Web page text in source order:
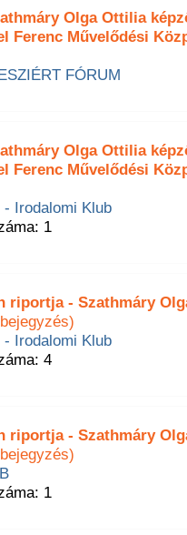
Olga Ottilia
Ferenc Művelődési
FÓRUM
Olga Ottilia
Ferenc Művelődési
Irodalomi Klub
1
riportja - Szathmáry
Irodalomi Klub
4
riportja - Szathmáry
1